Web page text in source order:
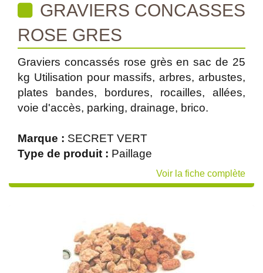
GRAVIERS CONCASSES
ROSE GRES
Graviers concassés rose grès en sac de 25
kg Utilisation pour massifs, arbres, arbustes,
plates bandes, bordures, rocailles, allées,
voie d'accès, parking, drainage, brico.
Marque : SECRET VERT
Type de produit : Paillage
Voir la fiche complète